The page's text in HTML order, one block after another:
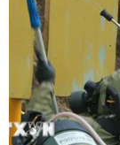
du khách
09/08/2026 03:52
Tai nạn xe
xăng dầu gây